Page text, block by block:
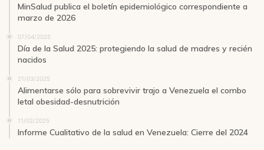
MinSalud publica el boletín epidemiológico correspondiente a
marzo de 2026
07/04/2025
Día de la Salud 2025: protegiendo la salud de madres y recién
nacidos
21/03/2025
Alimentarse sólo para sobrevivir trajo a Venezuela el combo
letal obesidad-desnutrición
11/02/2025
Informe Cualitativo de la salud en Venezuela: Cierre del 2024